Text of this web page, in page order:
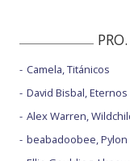
Camela, Titánicos
David Bisbal, Eternos
Alex Warren,
beabadoobee, Pylon